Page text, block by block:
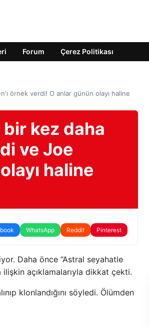
Forum Çerez Politikası
örnek verdi! O anlar günün olayı haline
bir kez daha
ve Joe
haline
WhatsApp Reddit Pinterest
Daha önce “Astral seyahatle
açıklamalarıyla dikkat çekti.
klonlandığını söyledi. Ölümden